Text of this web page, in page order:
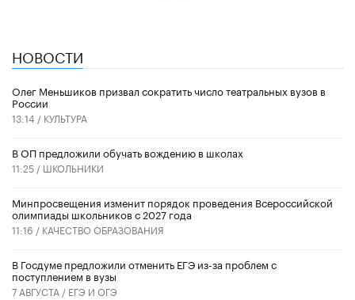
НОВОСТИ
Олег Меньшиков призвал сократить число театральных вузов в
России
13:14 / КУЛЬТУРА
В ОП предложили обучать вождению в школах
11:25 / ШКОЛЬНИКИ
Минпросвещения изменит порядок проведения Всероссийской
олимпиады школьников с 2027 года
11:16 / КАЧЕСТВО ОБРАЗОВАНИЯ
В Госдуме предложили отменить ЕГЭ из-за проблем с
поступлением в вузы
7 АВГУСТА / ЕГЭ И ОГЭ